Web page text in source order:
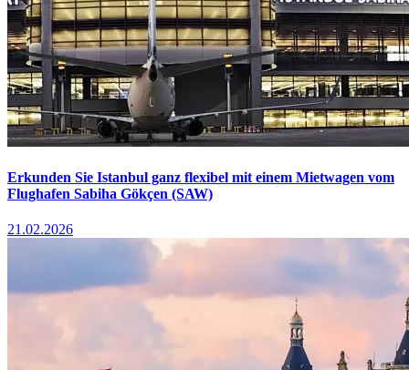
Erkunden Sie Istanbul ganz flexibel mit einem Mietwagen vom
Flughafen Sabiha Gökçen (SAW)
21.02.2026